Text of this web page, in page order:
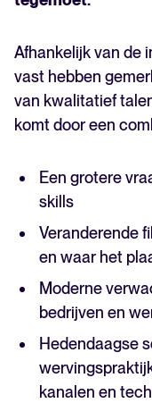
Afhankelijk van de
vast hebben
van kwalitatief
komt door een
Een grotere
skills
Veranderende
en waar het
Moderne
bedrijven en
Hedendaagse
kanalen en